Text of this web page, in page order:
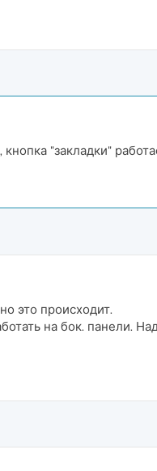
"закладки"
это происходит.
на бок. панели.